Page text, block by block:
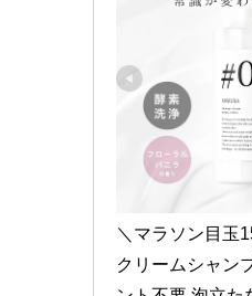
＼マラソン目玉
クリームシャン